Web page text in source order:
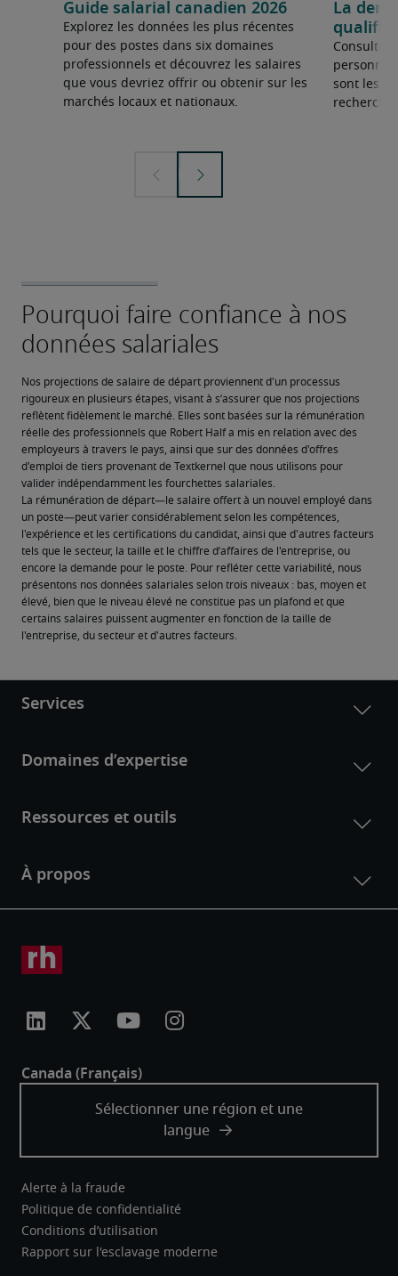
Guide salarial canadien 2026
Explorez les données les plus récentes
pour des postes dans six domaines
professionnels et découvrez les salaires
que vous devriez offrir ou obtenir sur les
marchés locaux et nationaux.
La
qualifié
Consultez
personnel
sont les
Nos projections de salaire de départ proviennent d'un processus
rigoureux en plusieurs étapes, visant à s’assurer que nos projections
reflètent fidèlement le marché. Elles sont basées sur la rémunération
réelle des professionnels que Robert Half a mis en relation avec des
employeurs à travers le pays, ainsi que sur des données d'offres
d'emploi de tiers provenant de Textkernel que nous utilisons pour
valider indépendamment les fourchettes salariales.
La rémunération de départ—le salaire offert à un nouvel employé dans
un poste—peut varier considérablement selon les compétences,
l'expérience et les certifications du candidat, ainsi que d'autres facteurs
tels que le secteur, la taille et le chiffre d’affaires de l'entreprise, ou
encore la demande pour le poste. Pour refléter cette variabilité, nous
présentons nos données salariales selon trois niveaux : bas, moyen et
élevé, bien que le niveau élevé ne constitue pas un plafond et que
certains salaires puissent augmenter en fonction de la taille de
l'entreprise, du secteur et d'autres facteurs.
Alerte à la fraude
Politique de confidentialité
Conditions d’utilisation
Rapport sur l'esclavage moderne